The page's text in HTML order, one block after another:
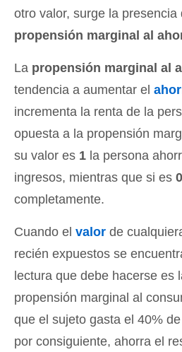
otro valor, surge la
propensión marginal al
La propensión marginal al
tendencia a aumentar el
incrementa la renta de la
opuesta a la propensión
su valor es 1 la persona
ingresos, mientras que si es 0
completamente.
Cuando el valor de
recién expuestos se
lectura que debe hacerse es
propensión marginal al
que el sujeto gasta el 40%
por consiguiente, ahorra el